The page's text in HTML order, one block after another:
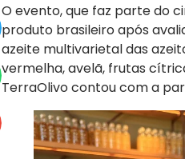
O evento, que faz parte do
produto brasileiro após
azeite multivarietal das
vermelha, avelã, frutas
TerraOlivo contou com a